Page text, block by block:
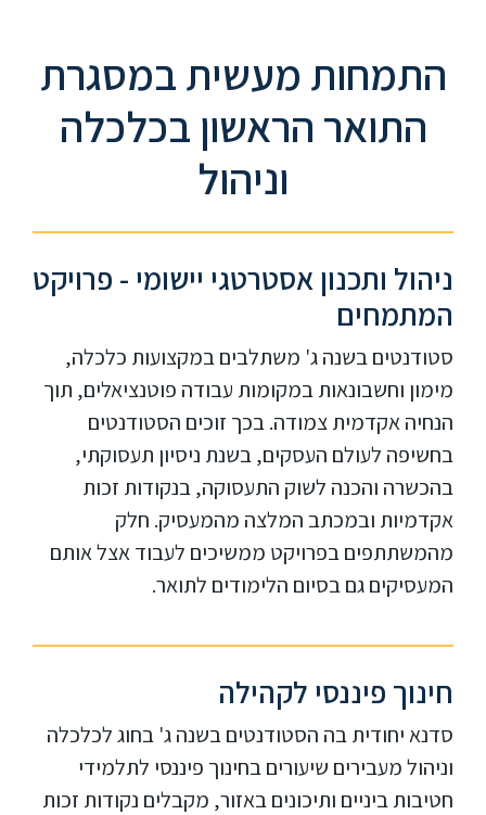
התמחות מעשית במסגרת
התואר הראשון בכלכלה
וניהול
ניהול ותכנון אסטרטגי יישומי - פרויקט
המתמחים
סטודנטים בשנה ג' משתלבים במקצועות כלכלה,
מימון וחשבונאות במקומות עבודה פוטנציאלים, תוך
הנחיה אקדמית צמודה. בכך זוכים הסטודנטים
בחשיפה לעולם העסקים, בשנת ניסיון תעסוקתי,
בהכשרה והכנה לשוק התעסוקה, בנקודות זכות
אקדמיות ובמכתב המלצה מהמעסיק. חלק
מהמשתתפים בפרויקט ממשיכים לעבוד אצל אותם
המעסיקים גם בסיום הלימודים לתואר.
חינוך פיננסי לקהילה
סדנא יחודית בה הסטודנטים בשנה ג' בחוג לכלכלה
וניהול מעבירים שיעורים בחינוך פיננסי לתלמידי
חטיבות ביניים ותיכונים באזור, מקבלים נקודות זכות